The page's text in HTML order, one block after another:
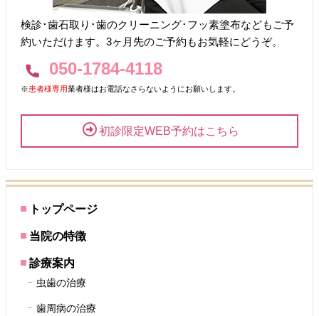
検診･歯石取り･歯のクリーニング･フッ素塗布などもご予
約いただけます。3ヶ月先のご予約もお気軽にどうぞ。
050-1784-4118
※患者様専用業者様はお電話なさらないようにお願いします。
初診限定WEB予約はこちら
トップページ
当院の特徴
診療案内
虫歯の治療
歯周病の治療